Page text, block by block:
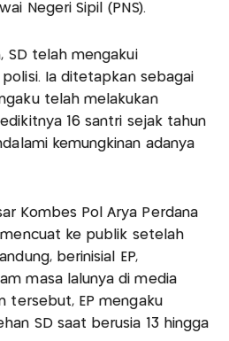
Negeri Sipil (PNS).
SD telah mengakui
Ia ditetapkan sebagai
telah melakukan
16 santri sejak tahun
kemungkinan adanya
Kombes Pol Arya Perdana
ke publik setelah
berinisial EP,
masa lalunya di media
tersebut, EP mengaku
SD saat berusia 13 hingga